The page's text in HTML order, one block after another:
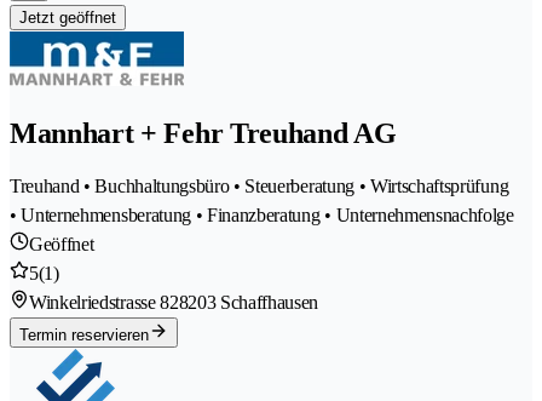
Jetzt geöffnet
Mannhart + Fehr Treuhand AG
Treuhand • Buchhaltungsbüro • Steuerberatung • Wirtschaftsprüfung
• Unternehmensberatung • Finanzberatung • Unternehmensnachfolge
Geöffnet
5(1)
Winkelriedstrasse 828203 Schaffhausen
Termin reservieren